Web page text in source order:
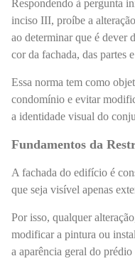
Respondendo à pergunta
inciso III, proíbe a
ao determinar que é dever
cor da fachada, das partes
Essa norma tem como
condomínio e evitar
a identidade visual do
Fundamentos da
A fachada do edifício é
que seja visível apenas
Por isso, qualquer
modificar a pintura ou
a aparência geral do